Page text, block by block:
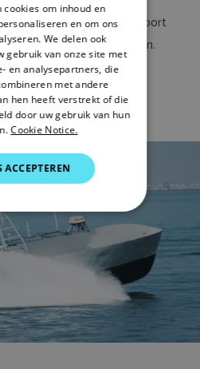
Onze product support
vragen te beantwoorden.
DANISH
ITALIAN
SWEDISH
GERMAN
DUTCH
SPANISH
NORWEGIAN
FINNISH
cookies om inhoud en
en om ons
We delen ook
gebruik van onze site met
en analysepartners, die
met andere
hen heeft verstrekt of die
door uw gebruik van hun
Cookie Notice.
ACCEPTEREN